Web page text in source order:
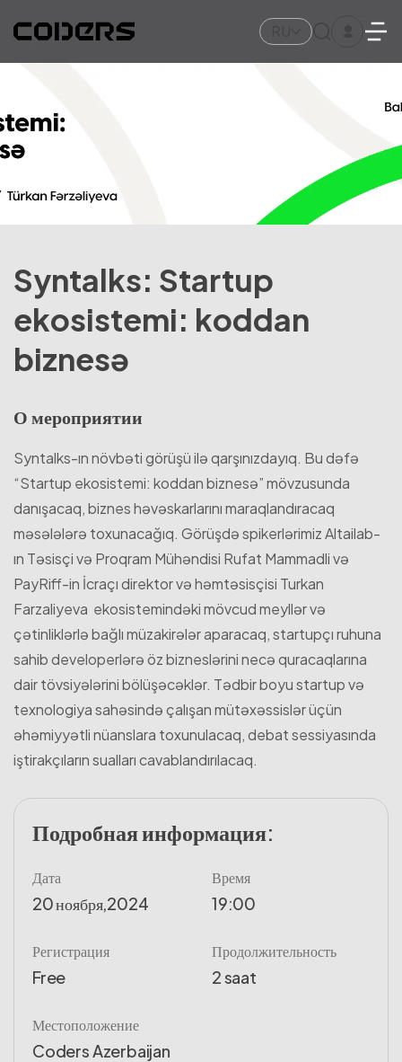
Syntalks: Startup
ekosistemi: koddan
biznesə
О мероприятии
Syntalks-ın növbəti görüşü ilə qarşınızdayıq. Bu dəfə
“Startup ekosistemi: koddan biznesə” mövzusunda
danışacaq, biznes həvəskarlarını maraqlandıracaq
məsələlərə toxunacağıq. Görüşdə spikerlərimiz Altailab-
ın Təsisçi və Proqram Mühəndisi Rufat Mammadli və
PayRiff-in İcraçı direktor və həmtəsisçisi Turkan
Farzaliyeva ekosistemindəki mövcud meyllər və
çətinliklərlə bağlı müzakirələr aparacaq, startupçı ruhuna
sahib developerlərə öz bizneslərini necə quracaqlarına
dair tövsiyələrini bölüşəcəklər. Tədbir boyu startup və
texnologiya sahəsində çalışan mütəxəssislər üçün
əhəmiyyətli nüanslara toxunulacaq, debat sessiyasında
iştirakçıların sualları cavablandırılacaq.
Подробная информация:
Дата
20 ноября,2024
Время
19:00
Регистрация
Free
Продолжительность
2 saat
Местоположение
Coders Azerbaijan